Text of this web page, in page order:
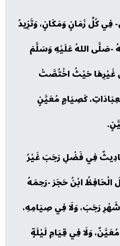
فِي كُلِّ زَمَانٍ وَمَكَانٍ، وَتَزِيدُ
-صَلَّى اللهُ عَلَيْهِ وَسَلَّمَ
غَيْرِهَا حَيْثُ اخْتُصَّتْ
كَصِيَامٍ مُعَيَّنٍ
فِي فَضْلِ رَجَبَ غَيْرُ
ابْنُ حَجَرَ -رَحِمَهُ
رَجَبَ، وَلَا فِي صِيَامِهِ،
وَلَا فِي قِيَامِ لَيْلَةٍ